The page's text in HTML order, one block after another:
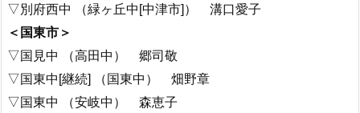
▽別府西中 （緑ヶ丘中[中津市]） 溝口愛子
＜国東市＞
▽国見中 （高田中） 郷司敬
▽国東中[継続] （国東中） 畑野章
▽国東中 （安岐中） 森恵子